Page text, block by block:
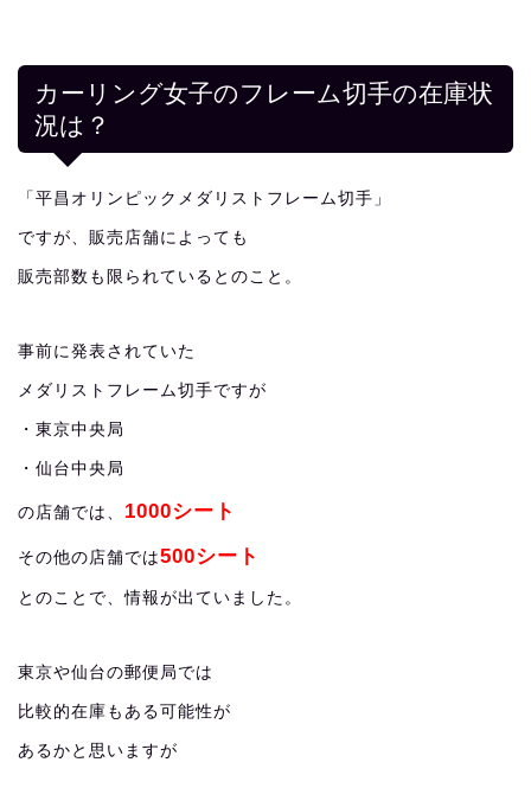
カーリング女子のフレーム切手の在庫状
況は？
「平昌オリンピックメダリストフレーム切手」
ですが、販売店舗によっても
販売部数も限られているとのこと。
事前に発表されていた
メダリストフレーム切手ですが
・東京中央局
・仙台中央局
の店舗では、 1000シート
その他の店舗では500シート
とのことで、情報が出ていました。
東京や仙台の郵便局では
比較的在庫もある可能性が
あるかと思いますが